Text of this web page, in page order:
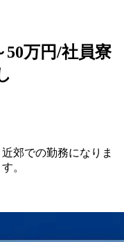
50万円/社員寮
郊での勤務になりま
。